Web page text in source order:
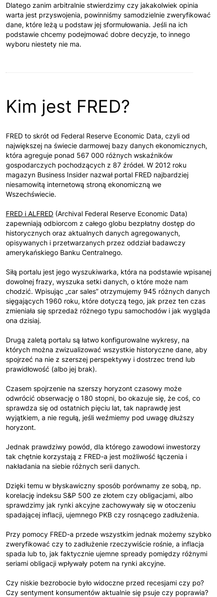
Dlatego zanim arbitralnie stwierdzimy czy jakakolwiek opinia
warta jest przyswojenia, powinniśmy samodzielnie zweryfikować
dane, które leżą u podstaw jej sformułowania. Jeśli na ich
podstawie chcemy podejmować dobre decyzje, to innego
wyboru niestety nie ma.
Kim jest FRED?
FRED to skrót od Federal Reserve Economic Data, czyli od
największej na świecie darmowej bazy danych ekonomicznych,
która agreguje ponad 567 000 różnych wskaźników
gospodarczych pochodzących z 87 źródeł. W 2012 roku
magazyn Business Insider nazwał portal FRED najbardziej
niesamowitą internetową stroną ekonomiczną we
Wszechświecie.
FRED i ALFRED (Archival Federal Reserve Economic Data)
zapewniają odbiorcom z całego globu bezpłatny dostęp do
historycznych oraz aktualnych danych agregowanych,
opisywanych i przetwarzanych przez oddział badawczy
amerykańskiego Banku Centralnego.
Siłą portalu jest jego wyszukiwarka, która na podstawie wpisanej
dowolnej frazy, wyszuka setki danych, o które może nam
chodzić. Wpisując „car sales” otrzymujemy 945 różnych danych
sięgających 1960 roku, które dotyczą tego, jak przez ten czas
zmieniała się sprzedaż różnego typu samochodów i jak wygląda
ona dzisiaj.
Drugą zaletą portalu są łatwo konfigurowalne wykresy, na
których można zwizualizować wszystkie historyczne dane, aby
spojrzeć na nie z szerszej perspektywy i dostrzec trend lub
prawidłowość (albo jej brak).
Czasem spojrzenie na szerszy horyzont czasowy może
odwrócić obserwację o 180 stopni, bo okazuje się, że coś, co
sprawdza się od ostatnich pięciu lat, tak naprawdę jest
wyjątkiem, a nie regułą, jeśli weźmiemy pod uwagę dłuższy
horyzont.
Jednak prawdziwy powód, dla którego zawodowi inwestorzy
tak chętnie korzystają z FRED-a jest możliwość łączenia i
nakładania na siebie różnych serii danych.
Dzięki temu w błyskawiczny sposób porównamy ze sobą, np.
korelację indeksu S&P 500 ze złotem czy obligacjami, albo
sprawdzimy jak rynki akcyjne zachowywały się w otoczeniu
spadającej inflacji, ujemnego PKB czy rosnącego zadłużenia.
Przy pomocy FRED-a przede wszystkim jednak możemy szybko
zweryfikować czy to zadłużenie rzeczywiście rośnie, a inflacja
spada lub to, jak faktycznie ujemne spready pomiędzy różnymi
seriami obligacji wpływały potem na rynki akcyjne.
Czy niskie bezrobocie było widoczne przed recesjami czy po?
Czy sentyment konsumentów aktualnie się psuje czy poprawia?